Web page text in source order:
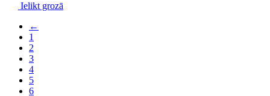
Ielikt grozā
←
1
2
3
4
5
6